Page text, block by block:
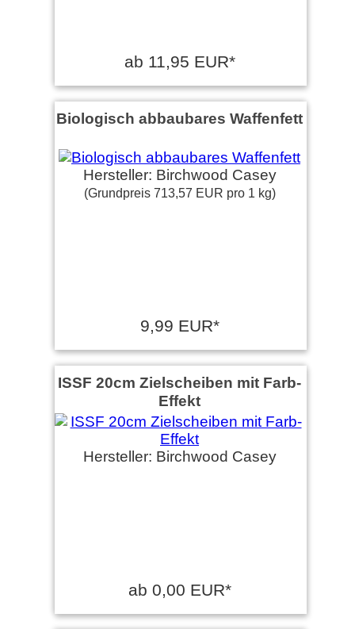
ab 11,95 EUR*
Biologisch abbaubares Waffenfett
Hersteller: Birchwood Casey
(Grundpreis 713,57 EUR pro 1 kg)
9,99 EUR*
ISSF 20cm Zielscheiben mit Farb-
Effekt
Hersteller: Birchwood Casey
ab 0,00 EUR*